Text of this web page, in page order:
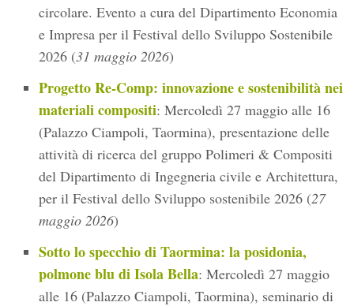
circolare. Evento a cura del Dipartimento Economia
e Impresa per il Festival dello Sviluppo Sostenibile
2026 (31 maggio 2026)
Progetto Re-Comp: innovazione e sostenibilità nei
materiali compositi: Mercoledì 27 maggio alle 16
(Palazzo Ciampoli, Taormina), presentazione delle
attività di ricerca del gruppo Polimeri & Compositi
del Dipartimento di Ingegneria civile e Architettura,
per il Festival dello Sviluppo sostenibile 2026 (27
maggio 2026)
Sotto lo specchio di Taormina: la posidonia,
polmone blu di Isola Bella: Mercoledì 27 maggio
alle 16 (Palazzo Ciampoli, Taormina), seminario di